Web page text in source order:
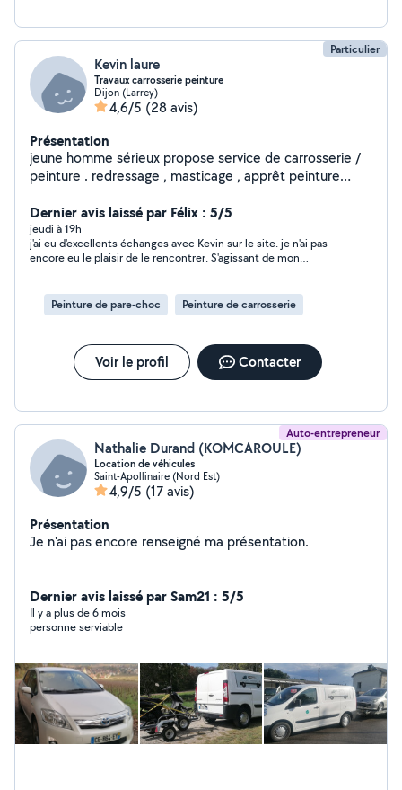
Particulier
Kevin laure
Travaux carrosserie peinture
Dijon (Larrey)
4,6/5 (28 avis)
Présentation
jeune homme sérieux propose service de carrosserie /
peinture . redressage , masticage , apprêt peinture
phare peinture complète voiture /moto / scooter etc .
PS : si je ne réponds pas a toute les demandes , c'est
que je ne peux plus répondre .. je ne prend pas
l'abonnement premium .
Dernier avis laissé par Félix : 5/5
jeudi à 19h
j'ai eu d'excellents échanges avec Kevin sur le site. je n'ai pas
encore eu le plaisir de le rencontrer. S'agissant de mon
arrangeant, ceci est donc rassurant pour moi et mon projet.je
dois rencontrer Kevin fin septembre pour clôturer la prestation
Peinture de pare-choc Peinture de carrosserie
Voir le profil Contacter
Auto-entrepreneur
Nathalie Durand (KOMCAROULE)
Location de véhicules
Saint-Apollinaire (Nord Est)
4,9/5 (17 avis)
Présentation
Je n'ai pas encore renseigné ma présentation.
Dernier avis laissé par Sam21 : 5/5
Il y a plus de 6 mois
personne serviable